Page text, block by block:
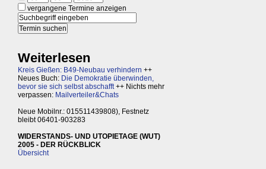
vergangene Termine anzeigen
Weiterlesen
Kreis Gießen: B49-Neubau verhindern ++
Neues Buch: Die Demokratie überwinden,
bevor sie sich selbst abschafft++ Nichts mehr
verpassen: Mailverteiler&Chats
Neue Mobilnr.: 015511439808), Festnetz
bleibt 06401-903283
WIDERSTANDS- UND UTOPIETAGE (WUT)
2005 - DER RÜCKBLICK
Übersicht